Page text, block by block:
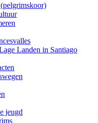
Landen in Santiago
jeugd